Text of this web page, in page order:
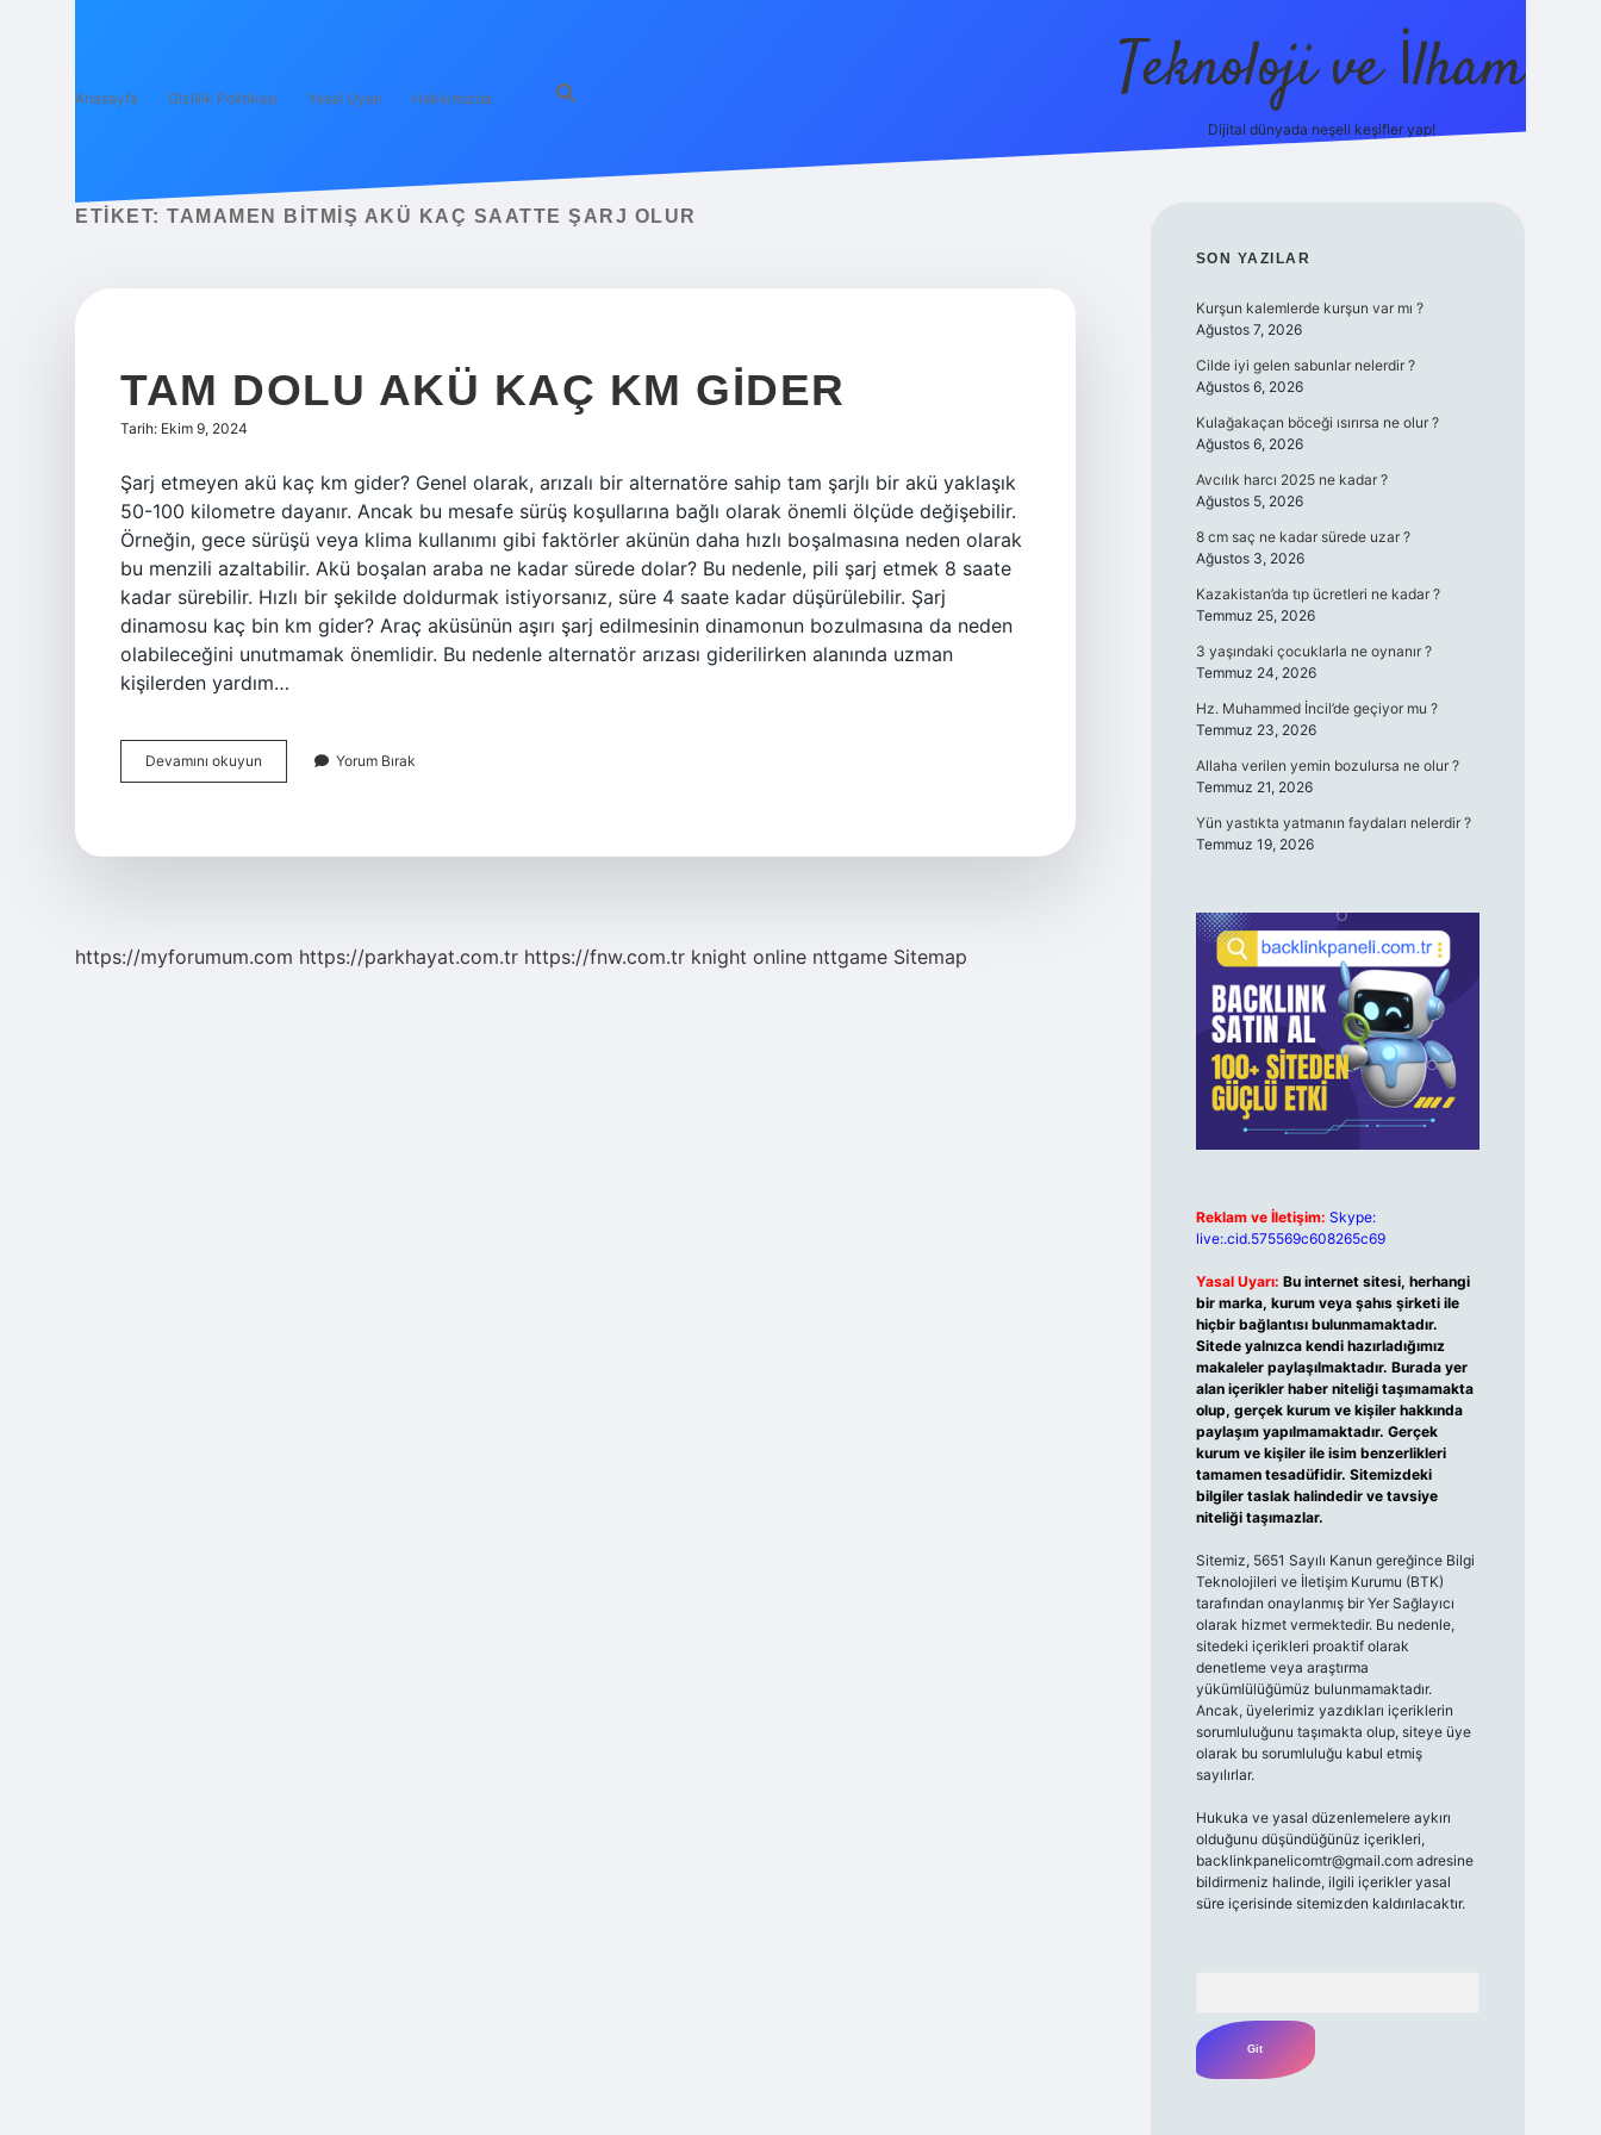
Anasayfa Gizlilik Politikası Yasal Uyarı Hakkımızda Teknoloji ve İlham
Dijital dünyada neşeli keşifler yap!
ETIKET: TAMAMEN BITMIŞ AKÜ KAÇ SAATTE ŞARJ OLUR
TAM DOLU AKÜ KAÇ KM GIDER
Tarih: Ekim 9, 2024
Şarj etmeyen akü kaç km gider? Genel olarak, arızalı bir alternatöre sahip tam şarjlı bir akü yaklaşık
50-100 kilometre dayanır. Ancak bu mesafe sürüş koşullarına bağlı olarak önemli ölçüde değişebilir.
Örneğin, gece sürüşü veya klima kullanımı gibi faktörler akünün daha hızlı boşalmasına neden olarak
bu menzili azaltabilir. Akü boşalan araba ne kadar sürede dolar? Bu nedenle, pili şarj etmek 8 saate
kadar sürebilir. Hızlı bir şekilde doldurmak istiyorsanız, süre 4 saate kadar düşürülebilir. Şarj
dinamosu kaç bin km gider? Araç aküsünün aşırı şarj edilmesinin dinamonun bozulmasına da neden
olabileceğini unutmamak önemlidir. Bu nedenle alternatör arızası giderilirken alanında uzman
kişilerden yardım…
Devamını okuyun
Dolu
Yorum Bırak
https://myforumum.com https://parkhayat.com.tr https://fnw.com.tr knight online nttgame Sitemap
SIDEBAR
SON YAZILAR
Kurşun kalemlerde kurşun var mı ?
Ağustos 7, 2026
Cilde iyi gelen sabunlar nelerdir ?
Ağustos 6, 2026
Kulağakaçan böceği ısırırsa ne olur ?
Ağustos 6, 2026
Avcılık harcı 2025 ne kadar ?
Ağustos 5, 2026
8 cm saç ne kadar sürede uzar ?
Ağustos 3, 2026
Kazakistan’da tıp ücretleri ne kadar ?
Temmuz 25, 2026
3 yaşındaki çocuklarla ne oynanır ?
Temmuz 24, 2026
Hz. Muhammed İncil’de geçiyor mu ?
Temmuz 23, 2026
Allaha verilen yemin bozulursa ne olur ?
Temmuz 21, 2026
Yün yastıkta yatmanın faydaları nelerdir ?
Temmuz 19, 2026
Reklam ve İletişim: Skype:
live:.cid.575569c608265c69
Yasal Uyarı: Bu internet sitesi, herhangi
bir marka, kurum veya şahıs şirketi ile
hiçbir bağlantısı bulunmamaktadır.
Sitede yalnızca kendi hazırladığımız
makaleler paylaşılmaktadır. Burada yer
alan içerikler haber niteliği taşımamakta
olup, gerçek kurum ve kişiler hakkında
paylaşım yapılmamaktadır. Gerçek
kurum ve kişiler ile isim benzerlikleri
tamamen tesadüfidir. Sitemizdeki
bilgiler taslak halindedir ve tavsiye
niteliği taşımazlar.
Sitemiz, 5651 Sayılı Kanun gereğince Bilgi
Teknolojileri ve İletişim Kurumu (BTK)
tarafından onaylanmış bir Yer Sağlayıcı
olarak hizmet vermektedir. Bu nedenle,
sitedeki içerikleri proaktif olarak
denetleme veya araştırma
yükümlülüğümüz bulunmamaktadır.
Ancak, üyelerimiz yazdıkları içeriklerin
sorumluluğunu taşımakta olup, siteye üye
olarak bu sorumluluğu kabul etmiş
sayılırlar.
Hukuka ve yasal düzenlemelere aykırı
olduğunu düşündüğünüz içerikleri,
backlinkpanelicomtr@gmail.comadresine
bildirmeniz halinde, ilgili içerikler yasal
süre içerisinde sitemizden kaldırılacaktır.